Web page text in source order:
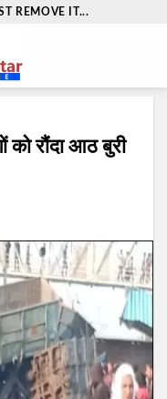
REMOVE IT...
को रौंदा आठ बुरी